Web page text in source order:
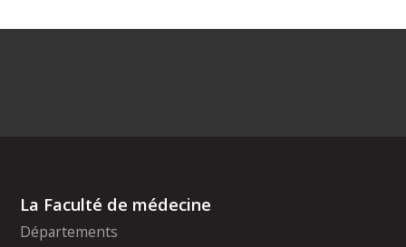
La Faculté de médecine
Départements